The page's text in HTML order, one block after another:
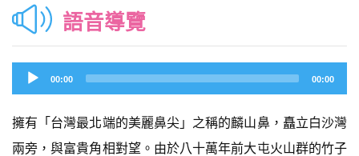
語音導覽
Audio
Player
00:00 00:00
擁有「台灣最北端的美麗鼻尖」之稱的麟山鼻，矗立白沙灣
兩旁，與富貴角相對望。由於八十萬年前大屯火山群的竹子